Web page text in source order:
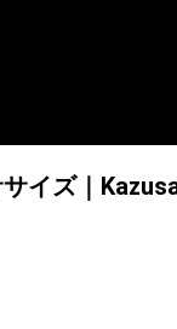
イズ｜